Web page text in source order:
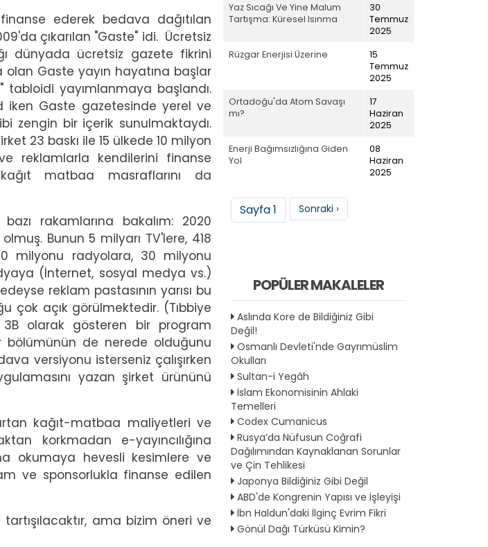
ederek bedava dağıtılan
çıkarılan "Gaste" idi. Ücretsiz
dünyada ücretsiz gazete fikrini
Gaste yayın hayatına başlar
yayımlanmaya başlandı.
iken Gaste gazetesinde yerel ve
zengin bir içerik sunulmaktaydı.
23 baskı ile 15 ülkede 10 milyon
reklamlarla kendilerini finanse
matbaa masraflarını da
rakamlarına bakalım: 2020
Bunun 5 milyarı TV'lere, 418
milyonu radyolara, 30 milyonu
(İnternet, sosyal medya vs.)
reklam pastasının yarısı bu
çok açık görülmektedir. (Tıbbiye
3B olarak gösteren bir program
de nerede olduğunu
versiyonu isterseniz çalışırken
yazan şirket ürününü
kağıt-matbaa maliyetleri ve
korkmadan e-yayıncılığına
okumaya hevesli kesimlere ve
ve sponsorlukla finanse edilen
ama bizim öneri ve
Yaz Sıcağı Ve Yine Malum
Tartışma: Küresel Isınma
30
Temmuz
2025
Rüzgar Enerjisi Üzerine
15
Temmuz
2025
Ortadoğu'da Atom Savaşı
mı?
17
Haziran
2025
Enerji Bağımsızlığına Giden
Yol
08
Haziran
2025
Sayfalama
Sayfa 1 Sonraki sayfa
Sonraki ›
POPÜLER MAKALELER
Aslında Kore de Bildiğiniz Gibi
Değil!
Osmanlı Devleti'nde Gayrımüslim
Okulları
Sultan-i Yegâh
İslam Ekonomisinin Ahlaki
Temelleri
Codex Cumanicus
Rusya’da Nüfusun Coğrafi
Dağılımından Kaynaklanan Sorunlar
ve Çin Tehlikesi
Japonya Bildiğiniz Gibi Değil
ABD'de Kongrenin Yapısı ve İşleyişi
İbn Haldun'daki İlginç Evrim Fikri
Gönül Dağı Türküsü Kimin?